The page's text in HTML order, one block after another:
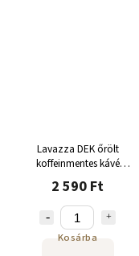
Lavazza DEK őrölt
koffeinmentes kávé
Doza 250g
2 590 Ft
Kosárba